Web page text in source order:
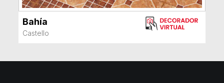
Bahía
Castello